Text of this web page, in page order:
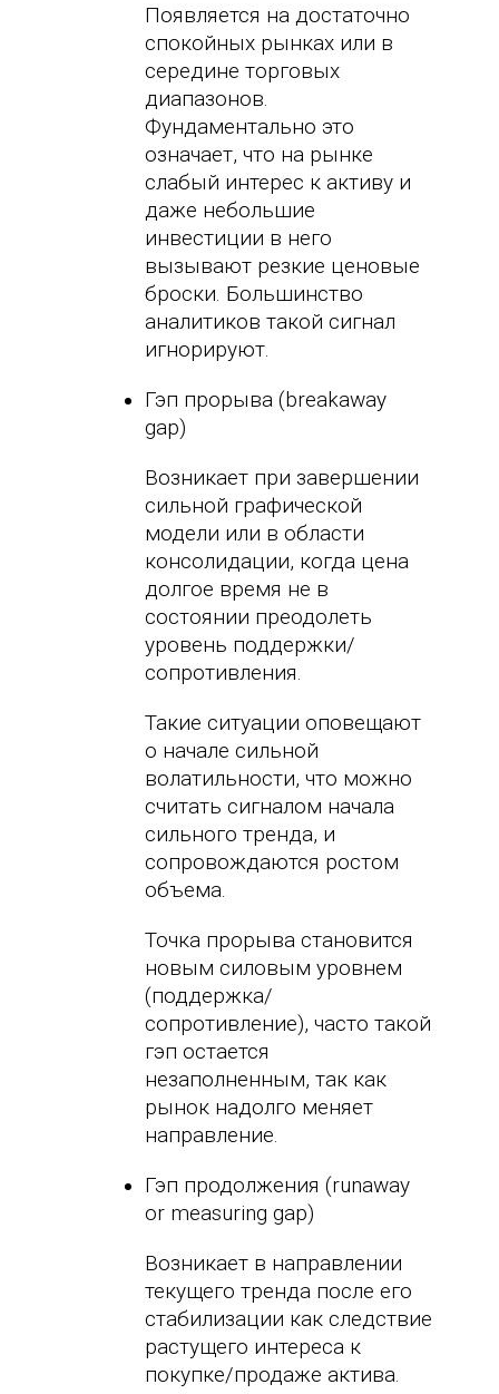
Появляется на достаточно
спокойных рынках или в
середине торговых
диапазонов.
Фундаментально это
означает, что на рынке
слабый интерес к активу и
даже небольшие
инвестиции в него
вызывают резкие ценовые
броски. Большинство
аналитиков такой сигнал
игнорируют.
Гэп прорыва (breakaway
gap)
Возникает при завершении
сильной графической
модели или в области
консолидации, когда цена
долгое время не в
состоянии преодолеть
уровень поддержки/
сопротивления.
Такие ситуации оповещают
о начале сильной
волатильности, что можно
считать сигналом начала
сильного тренда, и
сопровождаются ростом
объема.
Точка прорыва становится
новым силовым уровнем
(поддержка/
сопротивление), часто такой
гэп остается
незаполненным, так как
рынок надолго меняет
направление.
Гэп продолжения (runaway
or measuring gap)
Возникает в направлении
текущего тренда после его
стабилизации как следствие
растущего интереса к
покупке/продаже актива.